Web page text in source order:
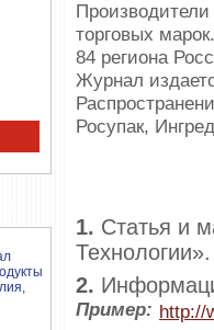
торговых марок.
84 региона
Журнал
Росупак,
1. Статья и
Технологии».
2.
Пример: http://